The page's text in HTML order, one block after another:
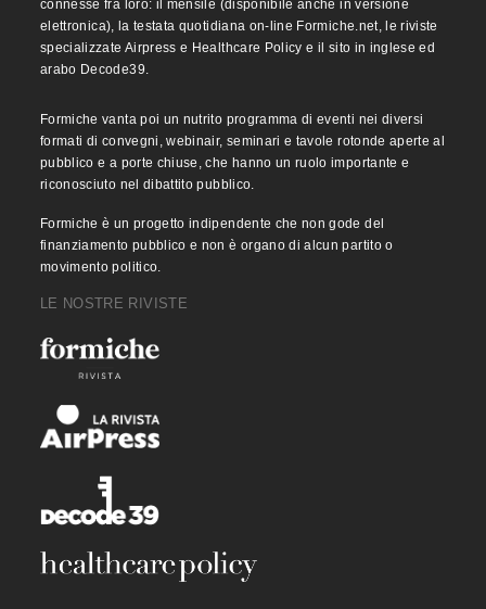
connesse fra loro: il mensile (disponibile anche in versione
elettronica), la testata quotidiana on-line Formiche.net, le riviste
specializzate Airpress e Healthcare Policy e il sito in inglese ed
arabo Decode39.
Formiche vanta poi un nutrito programma di eventi nei diversi
formati di convegni, webinair, seminari e tavole rotonde aperte al
pubblico e a porte chiuse, che hanno un ruolo importante e
riconosciuto nel dibattito pubblico.
Formiche è un progetto indipendente che non gode del
finanziamento pubblico e non è organo di alcun partito o
movimento politico.
LE NOSTRE RIVISTE